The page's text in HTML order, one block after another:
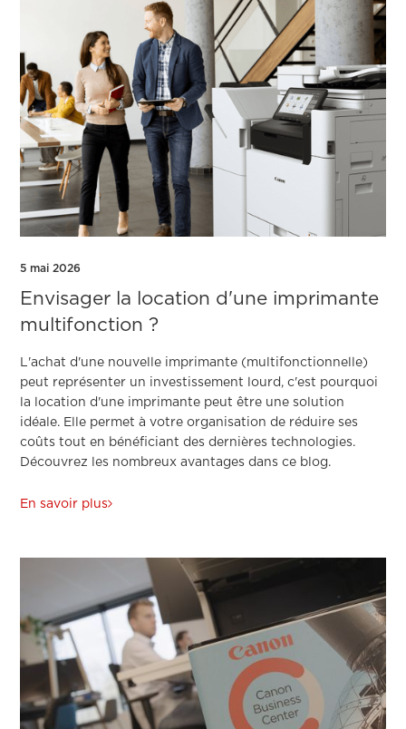
5 mai 2026
Envisager la location d'une imprimante
multifonction ?
L'achat d'une nouvelle imprimante (multifonctionnelle)
peut représenter un investissement lourd, c'est pourquoi
la location d'une imprimante peut être une solution
idéale. Elle permet à votre organisation de réduire ses
coûts tout en bénéficiant des dernières technologies.
Découvrez les nombreux avantages dans ce blog.
En savoir plus